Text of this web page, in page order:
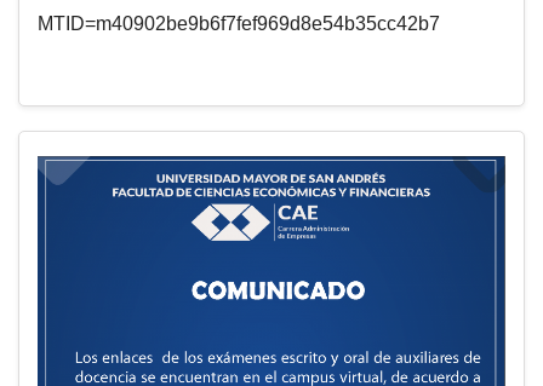
MTID=m40902be9b6f7fef969d8e54b35cc42b7